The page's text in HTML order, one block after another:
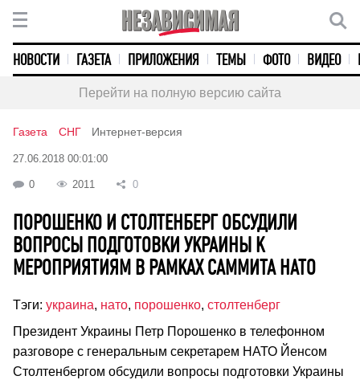
НОВОСТИ ГАЗЕТА ПРИЛОЖЕНИЯ ТЕМЫ ФОТО ВИДЕО
Перейти на полную версию сайта
Газета СНГ Интернет-версия
27.06.2018 00:01:00
0 2011 0
ПОРОШЕНКО И СТОЛТЕНБЕРГ ОБСУДИЛИ
ВОПРОСЫ ПОДГОТОВКИ УКРАИНЫ К
МЕРОПРИЯТИЯМ В РАМКАХ САММИТА НАТО
Тэги: украина, нато, порошенко, столтенберг
Президент Украины Петр Порошенко в телефонном
разговоре с генеральным секретарем НАТО Йенсом
Столтенбергом обсудили вопросы подготовки Украины